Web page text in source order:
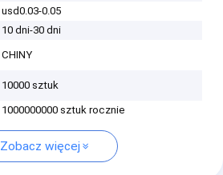
usd0.03-0.05
10 dni-30 dni
CHINY
10000 sztuk
1000000000 sztuk rocznie
Zobacz więcej